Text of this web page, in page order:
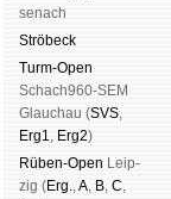
se­nach
Strö­beck
Turm-Open
Schach960-SEM
Glau­chau (SVS,
Erg1, Erg2)
Rüben-Open Leip­
zig (Erg.,A, B, C,